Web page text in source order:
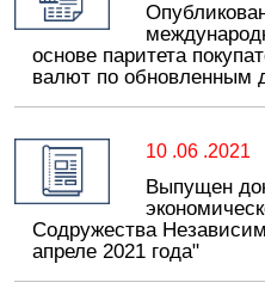
основе паритета
валют по обновленным
10 .06 .2021
Выпущен
Содружества
апреле 2021 года"